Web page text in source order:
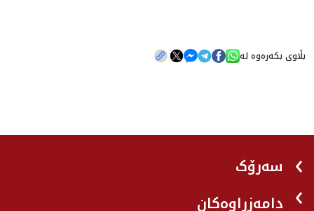
بڵاوی بکەرەوە لە
سەرۆک
دامەزراوەکان